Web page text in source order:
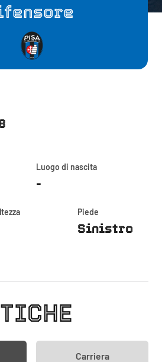
Luogo di nascita
-
Piede
Sinistro
Carriera